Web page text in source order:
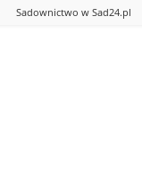
Sadownictwo w Sad24.pl